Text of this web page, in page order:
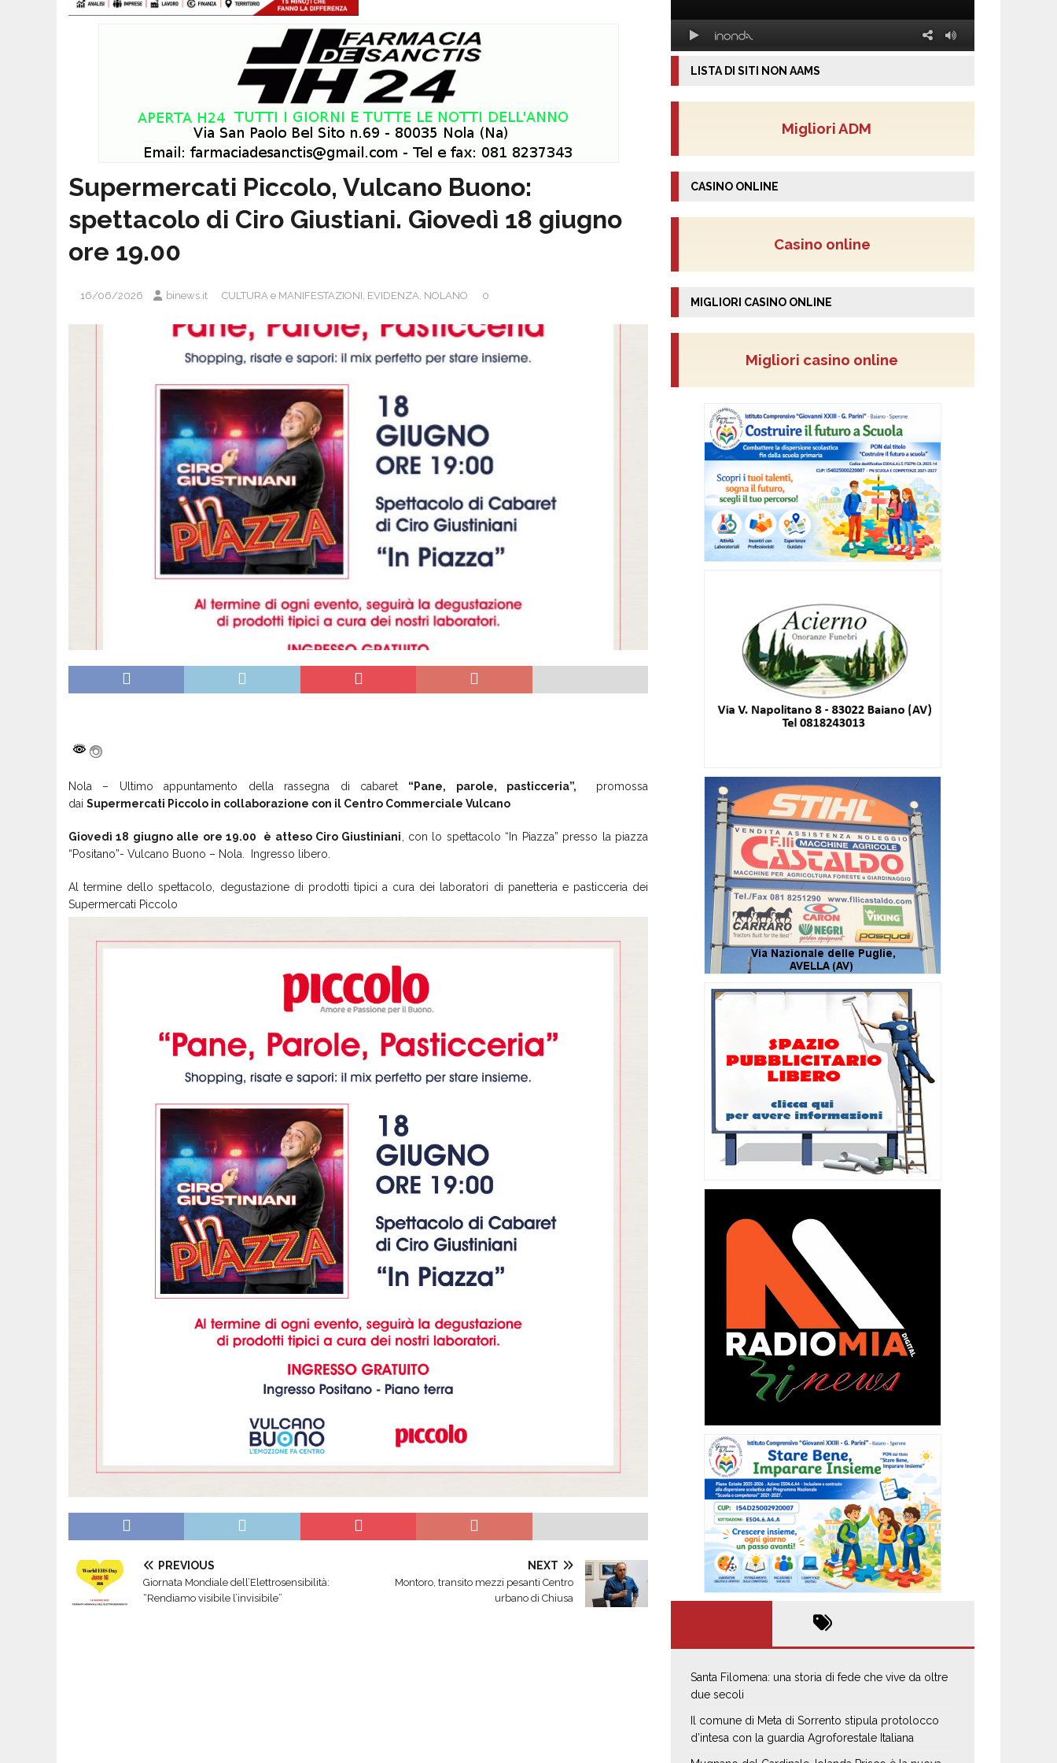
Supermercati Piccolo, Vulcano Buono:
spettacolo di Ciro Giustiani. Giovedì 18 giugno
ore 19.00
16/06/2026 binews.it CULTURA e MANIFESTAZIONI, EVIDENZA, NOLANO 0
Nola – Ultimo appuntamento della rassegna di cabaret “Pane, parole, pasticceria”, promossa
dai Supermercati Piccolo in collaborazione con il Centro Commerciale Vulcano
Giovedì 18 giugno alle ore 19.00 è atteso Ciro Giustiniani , con lo spettacolo “In Piazza” presso la piazza
“Positano”- Vulcano Buono – Nola. Ingresso libero.
Al termine dello spettacolo, degustazione di prodotti tipici a cura dei laboratori di panetteria e pasticceria dei
Supermercati Piccolo
PREVIOUS
Giornata Mondiale dell’Elettrosensibilità:
“Rendiamo visibile l’invisibile”
NEXT
Montoro, transito mezzi pesanti Centro
urbano di Chiusa
LISTA DI SITI NON AAMS
Migliori ADM
CASINO ONLINE
Casino online
MIGLIORI CASINO ONLINE
Migliori casino online
Santa Filomena: una storia di fede che vive da oltre
due secoli
Il comune di Meta di Sorrento stipula protolocco
d’intesa con la guardia Agroforestale Italiana